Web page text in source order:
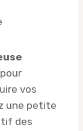
vos
une petite
des